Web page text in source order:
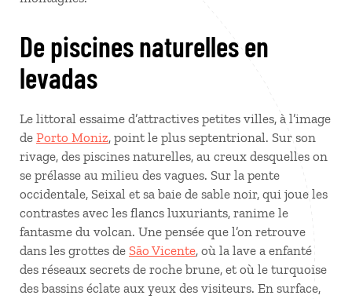
De piscines naturelles en
levadas
Le littoral essaime d’attractives petites villes, à l’image
de Porto Moniz, point le plus septentrional. Sur son
rivage, des piscines naturelles, au creux desquelles on
se prélasse au milieu des vagues. Sur la pente
occidentale, Seixal et sa baie de sable noir, qui joue les
contrastes avec les flancs luxuriants, ranime le
fantasme du volcan. Une pensée que l’on retrouve
dans les grottes de São Vicente, où la lave a enfanté
des réseaux secrets de roche brune, et où le turquoise
des bassins éclate aux yeux des visiteurs. En surface,